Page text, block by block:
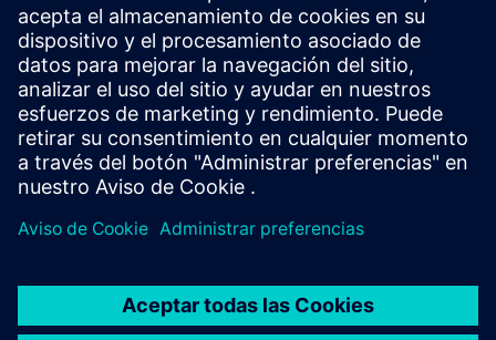
Prensa | Empresa | Siemens
© Siemens 1996 – 2026
Información Corporativa
Politica de Privacidad y Cookies
Digital ID